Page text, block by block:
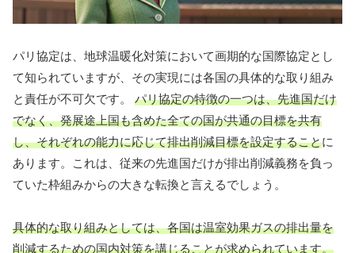
パリ協定は、地球温暖化対策において画期的な国際協定とし
て知られていますが、その実現には各国の具体的な取り組み
と責任が不可欠です。 パリ協定の特徴の一つは、先進国だけ
でなく、発展途上国も含めた全ての国が共通の目標を共有
し、それぞれの能力に応じて排出削減目標を設定することに
あります。これは、従来の先進国だけが排出削減義務を負っ
ていた枠組みからの大きな転換と言えるでしょう。
具体的な取り組みとしては、各国は温室効果ガスの排出量を
削減するための国内対策を講じることが求められています。